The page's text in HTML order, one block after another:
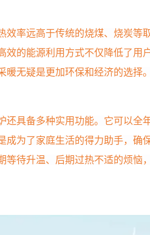
效率远高于传统的烧煤、烧炭
效的能源利用方式不仅降低了用
无疑是更加环保和经济的选择。
还具备多种实用功能。它可以
成为了家庭生活的得力助手，
等待升温、后期过热不适的烦恼